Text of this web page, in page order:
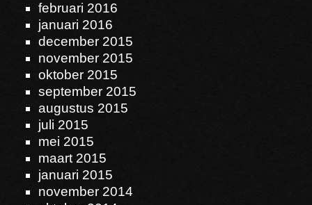
februari 2016
januari 2016
december 2015
november 2015
oktober 2015
september 2015
augustus 2015
juli 2015
mei 2015
maart 2015
januari 2015
november 2014